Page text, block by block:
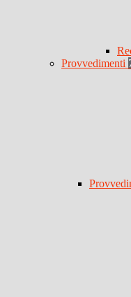
Provvedimenti